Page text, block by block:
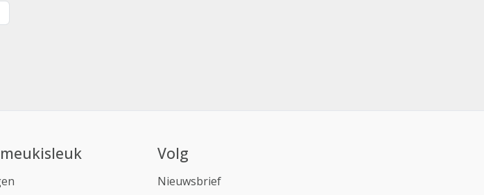
Volg
Nieuwsbrief